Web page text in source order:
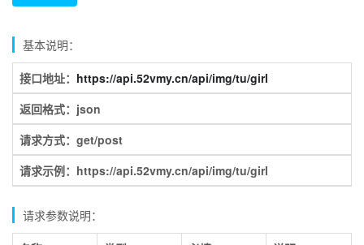
基本说明：
接口地址： https://api.52vmy.cn/api/img/tu/girl
返回格式：json
请求方式：get/post
请求示例：https://api.52vmy.cn/api/img/tu/girl
请求参数说明：